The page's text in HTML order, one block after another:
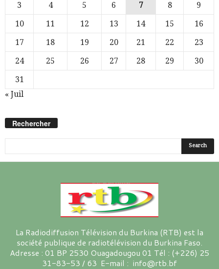
3
4 5 6 7 8
9
10
11 12 13 14 15
16
17
18 19 20 21 22
23
24
25 26 27 28 29
30
31
« Juil
Rechercher
La Radiodiffusion Télévision du Burkina (RTB) est la
société publique de radiotélévision du Burkina Faso.
Adresse : 01 BP 2530 Ouagadougou 01 Tél : (+226) 25
31-83-53 / 63 E-mail : info@rtb.bf